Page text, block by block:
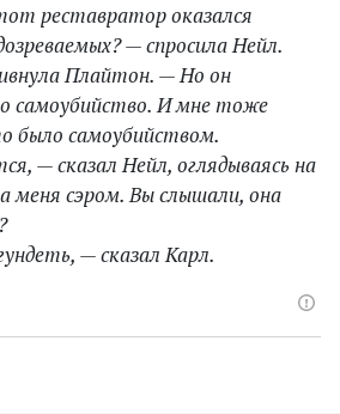
реставратор оказался
— спросила Нейл.
Плайтон. — Но он
самоубийство. И мне тоже
было самоубийством.
— сказал Нейл, оглядываясь на
меня сэром. Вы слышали, она
— сказал Карл.